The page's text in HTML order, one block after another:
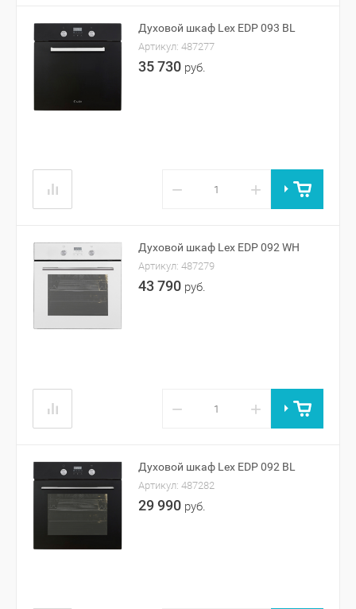
Духовой шкаф Lex EDP 093 BL
Артикул: 487277
35 730 руб.
− +
Духовой шкаф Lex EDP 092 WH
Артикул: 487279
43 790 руб.
− +
Духовой шкаф Lex EDP 092 BL
Артикул: 487282
29 990 руб.